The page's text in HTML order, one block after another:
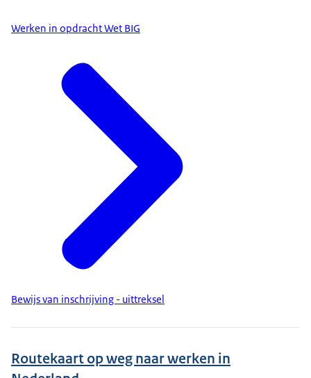
Werken in opdracht Wet BIG
Bewijs van inschrijving - uittreksel
Routekaart op weg naar werken in